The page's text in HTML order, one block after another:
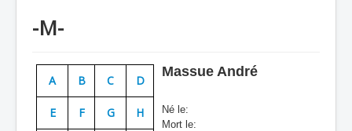
Chronologie
Escadrilles
Organisation
Avions
-M-
A B C D
E F G H
Massue André
Né le:
Mort le: